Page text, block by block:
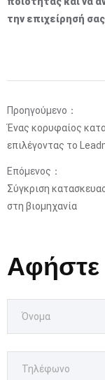
την επιχείρησή
Προηγούμενο：
Ένας κορυφαίος
επιλέγοντας το
Επόμενος：
Σύγκριση
στη βιομηχανία
Αφήστε